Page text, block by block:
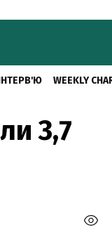
WEEKLY
3,7